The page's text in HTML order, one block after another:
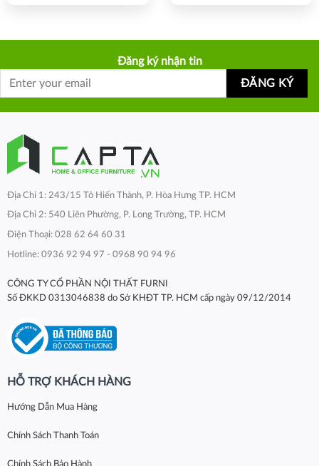
Đăng ký nhận tin
Địa Chỉ 1: 243/15 Tô Hiến Thành, P. Hòa Hưng TP. HCM
Địa Chỉ 2: 540 Liên Phường, P. Long Trường, TP. HCM
Điện Thoại: 028 62 64 60 31
Hotline: 0936 92 94 97 - 0968 90 94 96
CÔNG TY CỔ PHẦN NỘI THẤT FURNI
Số ĐKKD 0313046838 do Sở KHĐT TP. HCM cấp ngày 09/12/2014
HỖ TRỢ KHÁCH HÀNG
Hướng Dẫn Mua Hàng
Chính Sách Thanh Toán
Chính Sách Bảo Hành